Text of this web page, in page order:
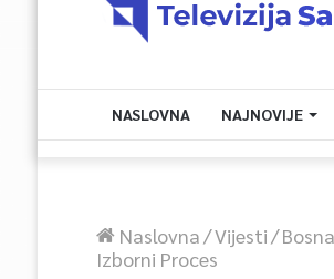
NASLOVNA NAJNOVIJE
Naslovna/Vijesti/
Izborni Proces